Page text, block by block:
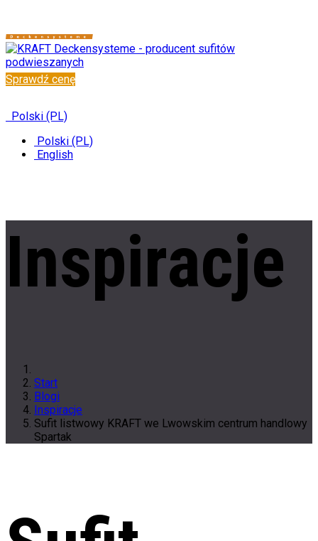
Sprawdź cenę
Polski (PL)
Polski (PL)
English
Inspiracje
Start
Blogi
Inspiracje
Sufit listwowy KRAFT we Lwowskim centrum handlowy
Spartak